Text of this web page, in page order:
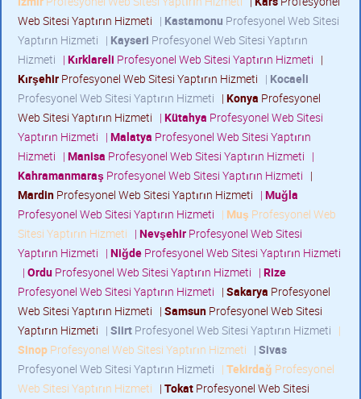
Web Sitesi Yaptırın Hizmeti | Kastamonu Profesyonel Web Sitesi
Yaptırın Hizmeti | Kayseri Profesyonel Web Sitesi Yaptırın
Hizmeti | Kırklareli Profesyonel Web Sitesi Yaptırın Hizmeti |
Kırşehir Profesyonel Web Sitesi Yaptırın Hizmeti | Kocaeli
Profesyonel Web Sitesi Yaptırın Hizmeti | Konya Profesyonel
Web Sitesi Yaptırın Hizmeti | Kütahya Profesyonel Web Sitesi
Yaptırın Hizmeti | Malatya Profesyonel Web Sitesi Yaptırın
Hizmeti | Manisa Profesyonel Web Sitesi Yaptırın Hizmeti |
Kahramanmaraş Profesyonel Web Sitesi Yaptırın Hizmeti |
Mardin Profesyonel Web Sitesi Yaptırın Hizmeti | Muğla
Profesyonel Web Sitesi Yaptırın Hizmeti | Muş Profesyonel Web
Sitesi Yaptırın Hizmeti | Nevşehir Profesyonel Web Sitesi
Yaptırın Hizmeti | Niğde Profesyonel Web Sitesi Yaptırın Hizmeti
| Ordu Profesyonel Web Sitesi Yaptırın Hizmeti | Rize
Profesyonel Web Sitesi Yaptırın Hizmeti | Sakarya Profesyonel
Web Sitesi Yaptırın Hizmeti | Samsun Profesyonel Web Sitesi
Yaptırın Hizmeti | Siirt Profesyonel Web Sitesi Yaptırın Hizmeti |
Sinop Profesyonel Web Sitesi Yaptırın Hizmeti | Sivas
Profesyonel Web Sitesi Yaptırın Hizmeti | Tekirdağ Profesyonel
Web Sitesi Yaptırın Hizmeti | Tokat Profesyonel Web Sitesi